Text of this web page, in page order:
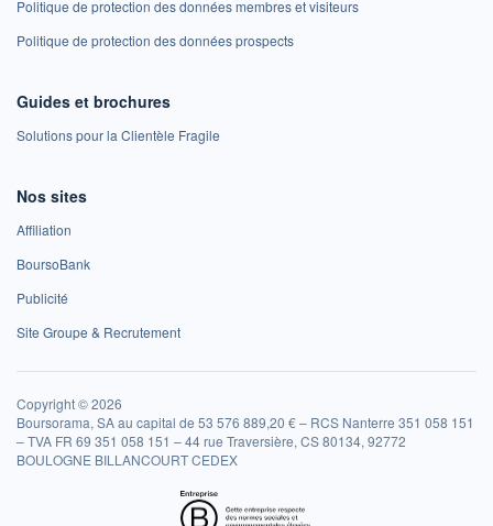
Politique de protection des données membres et visiteurs
Politique de protection des données prospects
Guides et brochures
Solutions pour la Clientèle Fragile
Nos sites
Affiliation
BoursoBank
Publicité
Site Groupe & Recrutement
Copyright © 2026
Boursorama, SA au capital de 53 576 889,20 € – RCS Nanterre 351 058 151
– TVA FR 69 351 058 151 – 44 rue Traversière, CS 80134, 92772
BOULOGNE BILLANCOURT CEDEX